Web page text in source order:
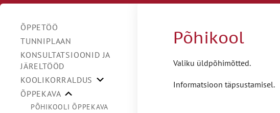
ÕPPETÖÖ
TUNNIPLAAN
KONSULTATSIOONID JA
JÄRELTÖÖD
KOOLIKORRALDUS
ÕPPEKAVA
PÕHIKOOLI ÕPPEKAVA
Põhikool
Valiku üldpõhimõtted.
Informatsioon täpsustamisel.